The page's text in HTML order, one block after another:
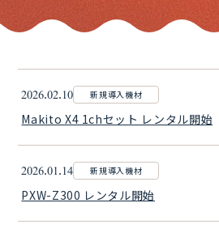
2026.02.10 新規導入機材
Makito X4 1chセット レンタル開始
2026.01.14 新規導入機材
PXW-Z300 レンタル開始